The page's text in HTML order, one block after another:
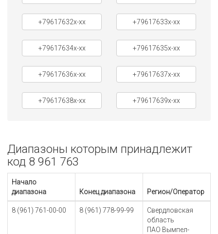
+79617632x-xx +79617633x-xx
+79617634x-xx +79617635x-xx
+79617636x-xx +79617637x-xx
+79617638x-xx +79617639x-xx
Диапазоны которым принадлежит
код 8 961 763
Начало
диапазона
Конец диапазона Регион/Оператор
8 (961) 761-00-00 8 (961) 778-99-99
Свердловская
область
ПАО Вымпел-